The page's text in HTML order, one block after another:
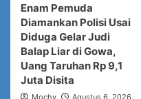
Enam Pemuda
Diamankan Polisi Usai
Diduga Gelar Judi
Balap Liar di Gowa,
Uang Taruhan Rp 9,1
Juta Disita
Mochy Agustus 6, 2026